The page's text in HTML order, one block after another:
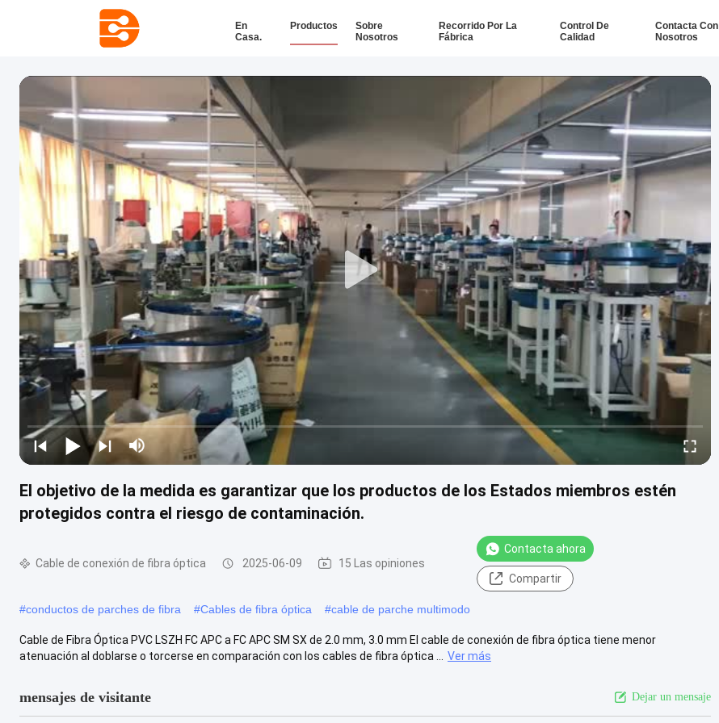
En
Casa.
Productos
Sobre
Nosotros
Recorrido Por La
Fábrica
Control De
Calidad
Contacta Con
Nosotros
El objetivo de la medida es garantizar que los productos de los Estados miembros estén
protegidos contra el riesgo de contaminación.
Cable de conexión de fibra óptica 2025-06-09 15 Las opiniones
Contacta ahora
Compartir
#conductos de parches de fibra #Cables de fibra óptica #cable de parche multimodo
Cable de Fibra Óptica PVC LSZH FC APC a FC APC SM SX de 2.0 mm, 3.0 mm El cable de conexión de fibra óptica tiene menor
atenuación al doblarse o torcerse en comparación con los cables de fibra óptica ...
Ver más
mensajes de visitante Dejar un mensaje